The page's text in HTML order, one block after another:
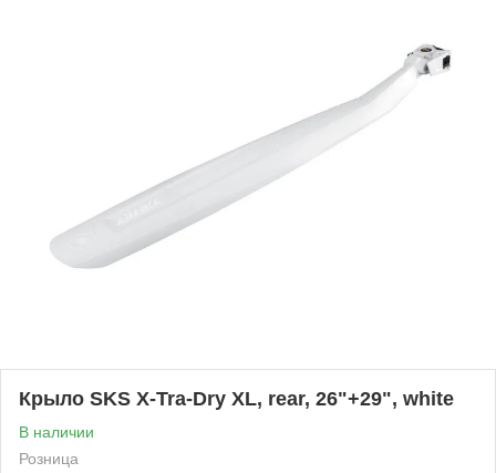
Крыло SKS X-Tra-Dry XL, rear, 26"+29", white
В наличии
Розница